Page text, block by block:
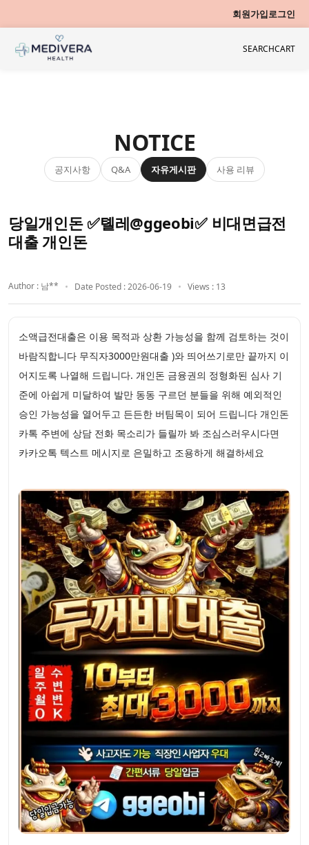
회원가입로그인
SEARCHCART
NOTICE
공지사항 Q&A 자유게시판 사용 리뷰
당일개인돈 ✅톌레@ggeobi✅ 비대면급전
대출 개인돈
Author : 남** Date Posted : 2026-06-19 Views : 13
소액급전대출은 이용 목적과 상환 가능성을 함께 검토하는 것이
바람직합니다 무직자3000만원대출 )와 띄어쓰기로만 끝까지 이
어지도록 나열해 드립니다. 개인돈 금융권의 정형화된 심사 기
준에 아쉽게 미달하여 발만 동동 구르던 분들을 위해 예외적인
승인 가능성을 열어두고 든든한 버팀목이 되어 드립니다 개인돈
카톡 주변에 상담 전화 목소리가 들릴까 봐 조심스러우시다면
카카오톡 텍스트 메시지로 은밀하고 조용하게 해결하세요